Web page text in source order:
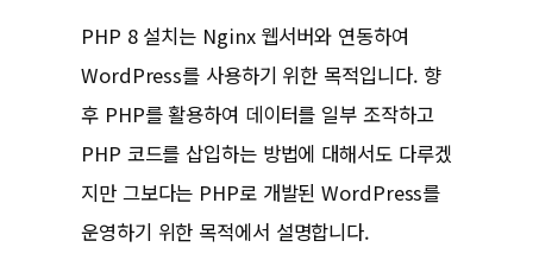
PHP 8 설치는 Nginx 웹서버와 연동하여
WordPress를 사용하기 위한 목적입니다. 향
후 PHP를 활용하여 데이터를 일부 조작하고
PHP 코드를 삽입하는 방법에 대해서도 다루겠
지만 그보다는 PHP로 개발된 WordPress를
운영하기 위한 목적에서 설명합니다.